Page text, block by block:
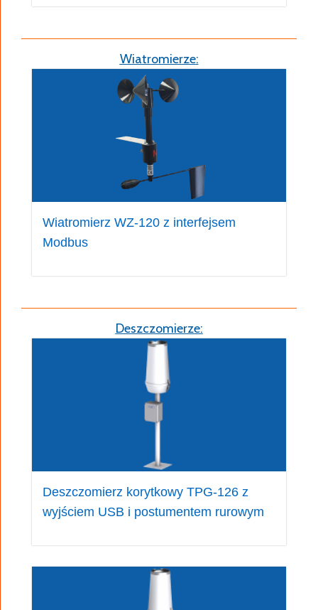
Wiatromierze:
Wiatromierz WZ-120 z interfejsem
Modbus
Deszczomierze:
Deszczomierz korytkowy TPG-126 z
wyjściem USB i postumentem rurowym